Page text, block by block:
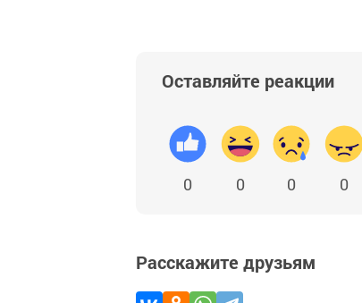
Оставляйте реакции
0 0 0 0
Расскажите друзьям